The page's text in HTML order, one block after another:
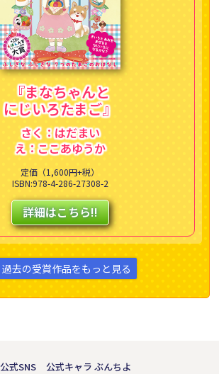
『まなちゃんと
にじいろたまご』
さく：はだまい
え：ここあゆうか
定価（1,600円+税）
ISBN:978-4-286-27308-2
詳細はこちら!!
過去の受賞作品をもっと見る
公式SNS 公式キャラ ぶんちよ